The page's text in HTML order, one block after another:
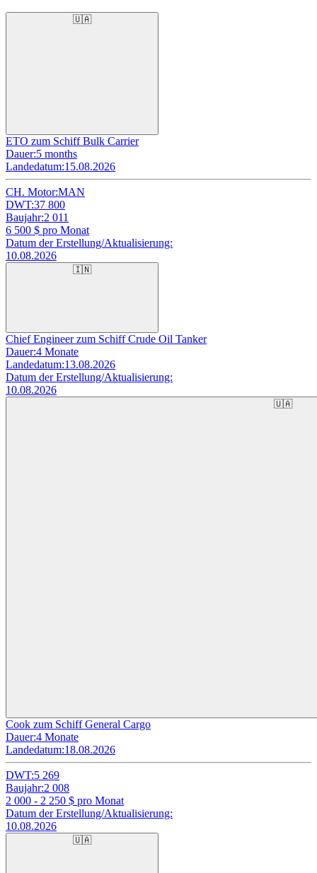
🇺🇦
ETO zum Schiff Bulk Carrier
Dauer:5 months
Landedatum:15.08.2026
CH. Motor:MAN
DWT:37 800
Baujahr:2 011
6 500 $ pro Monat
Datum der Erstellung/Aktualisierung:
10.08.2026
🇮🇳
Chief Engineer zum Schiff Crude Oil Tanker
Dauer:4 Monate
Landedatum:13.08.2026
Datum der Erstellung/Aktualisierung:
10.08.2026
🇺🇦
Cook zum Schiff General Cargo
Dauer:4 Monate
Landedatum:18.08.2026
DWT:5 269
Baujahr:2 008
2 000 - 2 250 $ pro Monat
Datum der Erstellung/Aktualisierung:
10.08.2026
🇺🇦